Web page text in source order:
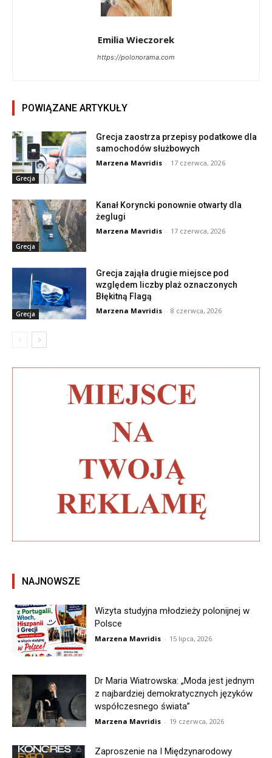
Emilia Wieczorek
https://polonorama.com
POWIĄZANE ARTYKUŁY
Grecja
Grecja zaostrza przepisy podatkowe dla
samochodów służbowych
Marzena Mavridis - 17 czerwca, 2026
Grecja
Kanał Koryncki ponownie otwarty dla
żeglugi
Marzena Mavridis - 17 czerwca, 2026
Grecja
Grecja zająła drugie miejsce pod
względem liczby plaż oznaczonych
Błękitną Flagą
Marzena Mavridis - 8 czerwca, 2026
NAJNOWSZE
Wizyta studyjna młodzieży polonijnej w
Polsce
Marzena Mavridis - 15 lipca, 2026
Dr Maria Wiatrowska: „Moda jest jednym
z najbardziej demokratycznych języków
współczesnego świata”
Marzena Mavridis - 19 czerwca, 2026
Zaproszenie na I Międzynarodowy